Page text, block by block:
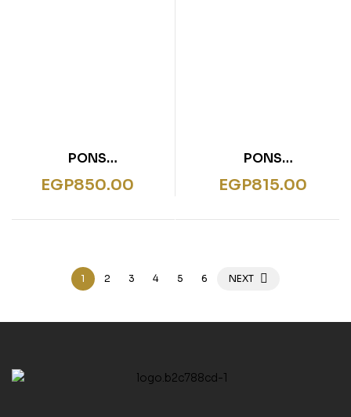
PONS
Basiswörterbuch
EGP850.00
PONS
Basisworterbuch Plus
EGP815.00
1 2 3 4 5 6 NEXT